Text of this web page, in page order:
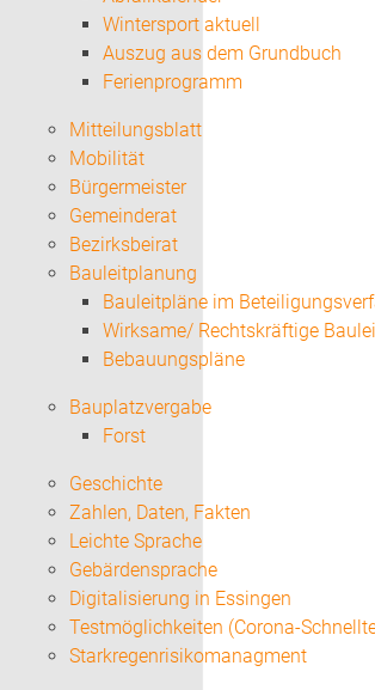
Wintersport aktuell
Auszug aus dem Grundbuch
Ferienprogramm
Mitteilungsblatt
Mobilität
Bürgermeister
Gemeinderat
Bezirksbeirat
Bauleitplanung
Bauleitpläne im
Wirksame/ Rechtskräftige
Bebauungspläne
Bauplatzvergabe
Forst
Geschichte
Zahlen, Daten, Fakten
Leichte Sprache
Gebärdensprache
Digitalisierung in Essingen
Testmöglichkeiten (Corona-
Starkregenrisikomanagment